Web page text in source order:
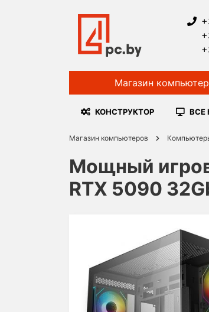
Магазин
КОНСТРУКТОР ВСЕ
Магазин компьютеров
Мощный
RTX 5090